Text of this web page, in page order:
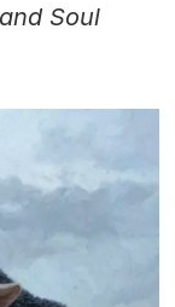
Soul